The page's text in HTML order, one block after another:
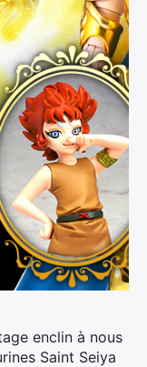
enclin à nous
Saint Seiya